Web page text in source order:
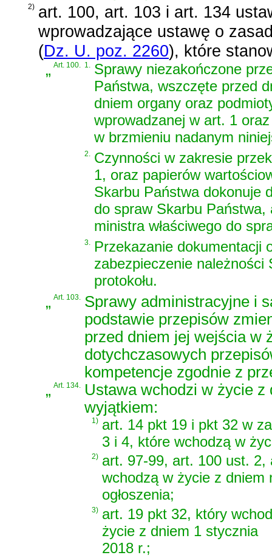
2) art. 100, art. 103 i art. 134
wprowadzające ustawę o
(Dz. U. poz. 2260), które
„Art. 100. 1.
Sprawy niezakończone
Państwa, wszczęte przed
dniem organy oraz
wprowadzanej w art. 1
w brzmieniu nadanym
2.
Czynności w zakresie
1, oraz papierów
Skarbu Państwa dokonuje
do spraw Skarbu Państwa,
ministra właściwego do
3.
Przekazanie dokumentacji
zabezpieczenie
protokołu.
„Art. 103.
Sprawy administracyjne i
podstawie przepisów
przed dniem jej wejścia w
dotychczasowych
kompetencje zgodnie z
„Art. 134.
Ustawa wchodzi w życie
wyjątkiem:
1) art. 14 pkt 19 i pkt 32 w
3 i 4, które wchodzą w
2) art. 97-99, art. 100 ust. 2,
wchodzą w życie z dniem
ogłoszenia;
3) art. 19 pkt 32, który
życie z dniem 1 stycznia
2018 r.;